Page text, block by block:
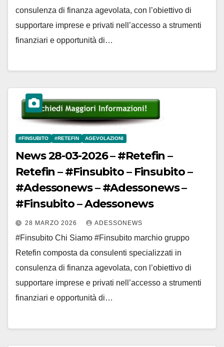
consulenza di finanza agevolata, con l’obiettivo di
supportare imprese e privati nell’accesso a strumenti
finanziari e opportunità di…
#FINSUBITO #RETEFIN AGEVOLAZIONI
News 28-03-2026 – #Retefin –
Retefin – #Finsubito – Finsubito –
#Adessonews – #Adessonews –
#Finsubito – Adessonews
28 MARZO 2026 ADESSONEWS
#Finsubito Chi Siamo #Finsubito marchio gruppo
Retefin composta da consulenti specializzati in
consulenza di finanza agevolata, con l’obiettivo di
supportare imprese e privati nell’accesso a strumenti
finanziari e opportunità di…